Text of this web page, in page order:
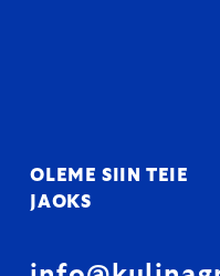
OLEME SIIN TEIE
JAOKS